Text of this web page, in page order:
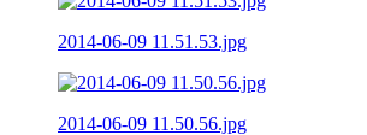
2014-06-09 11.51.53.jpg
2014-06-09 11.50.56.jpg